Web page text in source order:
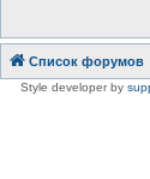
Список форумов
Style developer by